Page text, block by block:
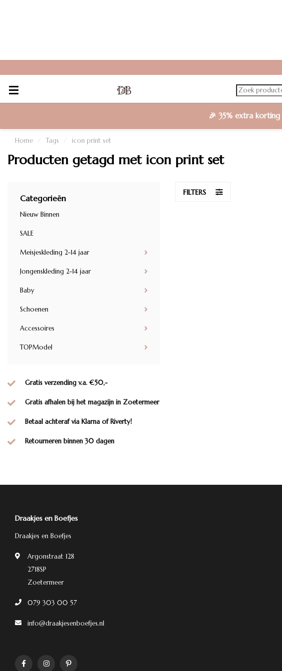
🎉 35% extra korting
Home / Tags / icon print set
Producten getagd met icon print set
Categorieën
Nieuw Binnen
SALE
Meisjeskleding 2-14 jaar
Jongenskleding 2-14 jaar
Baby
Schoenen
Accessoires
TOPModel
Gratis verzending v.a. €50,-
Gratis afhalen bij het magazijn in Zoetermeer
Betaal achteraf via Klarna of Riverty!
Retourneren binnen 30 dagen
FILTERS
Draakjes en Boefjes
Draakjes en Boefjes
Argonstraat 128
2718SP
Zoetermeer
079 303 00 57
info@draakjesenboefjes.nl